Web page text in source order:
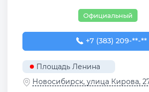
Официальный
+7 (383) 209-02-30
+7 (383) 209-**-**
Площадь Ленина
Новосибирск, улица Кирова,